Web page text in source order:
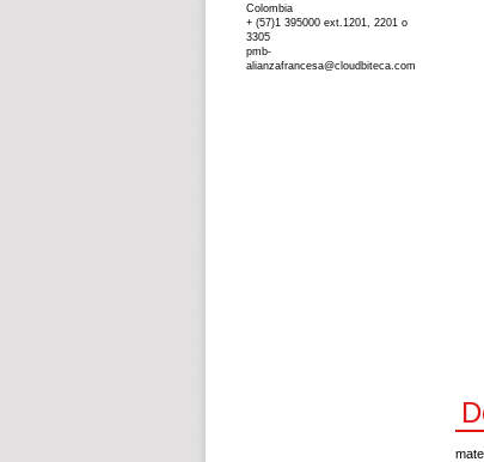
Colombia
+ (57)1 395000 ext.1201, 2201 o
3305
pmb-
alianzafrancesa@cloudbiteca.com